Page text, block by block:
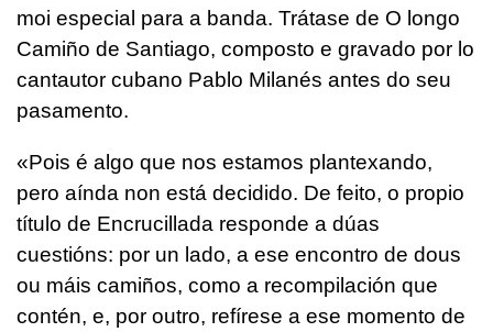
moi especial para a banda. Trátase de O longo
Camiño de Santiago, composto e gravado por lo
cantautor cubano Pablo Milanés antes do seu
pasamento.
«Pois é algo que nos estamos plantexando,
pero aínda non está decidido. De feito, o propio
título de Encrucillada responde a dúas
cuestións: por un lado, a ese encontro de dous
ou máis camiños, como a recompilación que
contén, e, por outro, refírese a ese momento de